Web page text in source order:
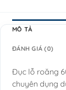
MÔ TẢ
ĐÁNH GIÁ (0)
Đục lỗ roăng
chuyên dụng